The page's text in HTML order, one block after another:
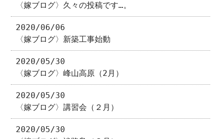
〈嫁ブログ〉久々の投稿です…。
2020/06/06
〈嫁ブログ〉新築工事始動
2020/05/30
〈嫁ブログ〉峰山高原（2月）
2020/05/30
〈嫁ブログ〉講習会（２月）
2020/05/30